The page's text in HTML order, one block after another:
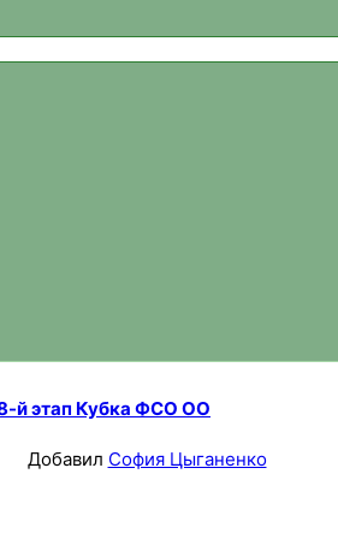
области
соревнований, новости
й этап Кубка ФСО ОО
Добавил София Цыганенко